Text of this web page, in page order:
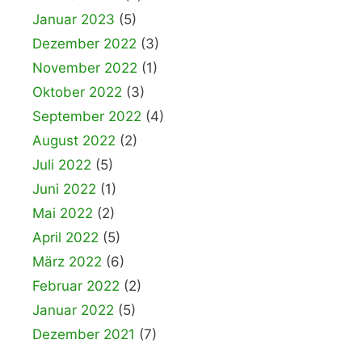
Januar 2023 (5)
Dezember 2022 (3)
November 2022 (1)
Oktober 2022 (3)
September 2022 (4)
August 2022 (2)
Juli 2022 (5)
Juni 2022 (1)
Mai 2022 (2)
April 2022 (5)
März 2022 (6)
Februar 2022 (2)
Januar 2022 (5)
Dezember 2021 (7)